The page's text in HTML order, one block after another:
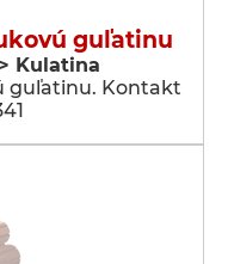
guľatinu
Kulatina
guľatinu. Kontakt